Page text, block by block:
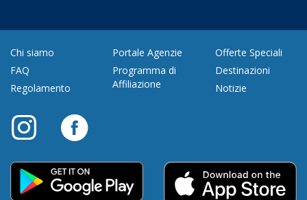
Chi siamo
FAQ
Regolamento
Portale Agenzie
Programma di
Affiliazione
Offerte Speciali
Destinazioni
Notizie